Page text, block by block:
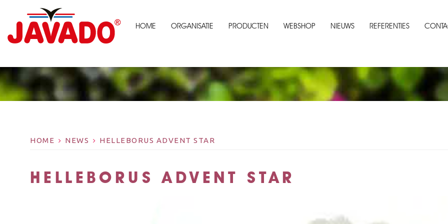
HOME ORGANISATIE PRODUCTEN WEBSHOP NIEUWS REFERENTIES
HOME NEWS HELLEBORUS ADVENT STAR
HELLEBORUS ADVENT STAR